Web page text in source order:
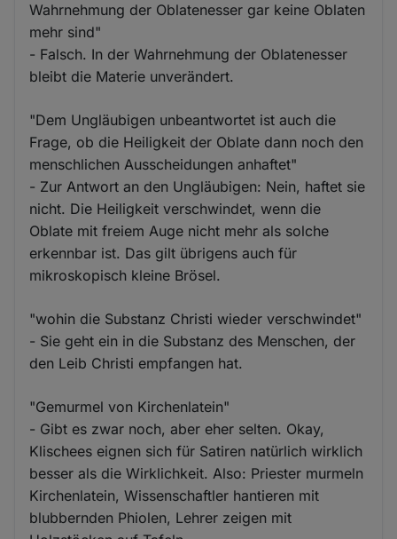
Wahrnehmung der Oblatenesser gar keine Oblaten
mehr sind"
- Falsch. In der Wahrnehmung der Oblatenesser
bleibt die Materie unverändert.
"Dem Ungläubigen unbeantwortet ist auch die
Frage, ob die Heiligkeit der Oblate dann noch den
menschlichen Ausscheidungen anhaftet"
- Zur Antwort an den Ungläubigen: Nein, haftet sie
nicht. Die Heiligkeit verschwindet, wenn die
Oblate mit freiem Auge nicht mehr als solche
erkennbar ist. Das gilt übrigens auch für
mikroskopisch kleine Brösel.
"wohin die Substanz Christi wieder verschwindet"
- Sie geht ein in die Substanz des Menschen, der
den Leib Christi empfangen hat.
"Gemurmel von Kirchenlatein"
- Gibt es zwar noch, aber eher selten. Okay,
Klischees eignen sich für Satiren natürlich wirklich
besser als die Wirklichkeit. Also: Priester murmeln
Kirchenlatein, Wissenschaftler hantieren mit
blubbernden Phiolen, Lehrer zeigen mit